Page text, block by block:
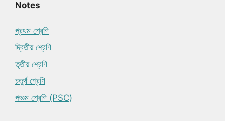
Notes
প্রথম শ্রেণি
দ্বিতীয় শ্রেণি
তৃতীয় শ্রেণি
চতুর্থ শ্রেণি
পঞ্চম শ্রেণি (PSC)